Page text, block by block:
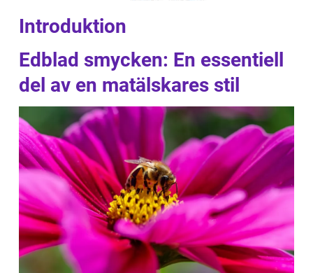
Introduktion
Edblad smycken: En essentiell
del av en matälskares stil